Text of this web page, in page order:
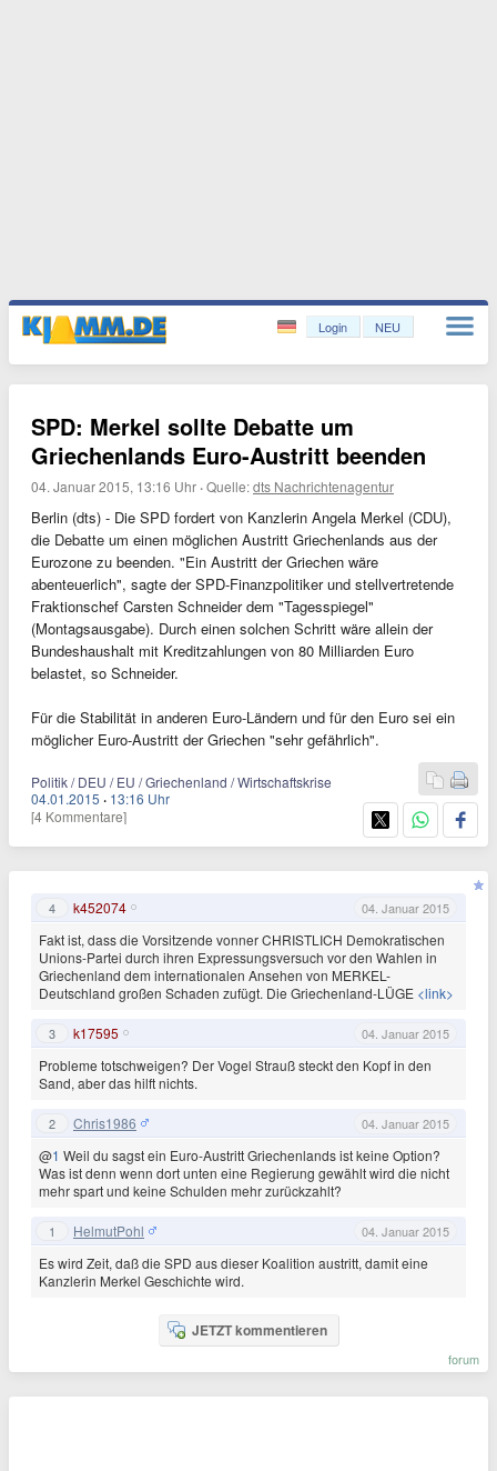
Login NEU
SPD: Merkel sollte Debatte um
Griechenlands Euro-Austritt beenden
04. Januar 2015, 13:16 Uhr ·Quelle:dts Nachrichtenagentur
Berlin (dts) - Die SPD fordert von Kanzlerin Angela Merkel (CDU),
die Debatte um einen möglichen Austritt Griechenlands aus der
Eurozone zu beenden. "Ein Austritt der Griechen wäre
abenteuerlich", sagte der SPD-Finanzpolitiker und stellvertretende
Fraktionschef Carsten Schneider dem "Tagesspiegel"
(Montagsausgabe). Durch einen solchen Schritt wäre allein der
Bundeshaushalt mit Kreditzahlungen von 80 Milliarden Euro
belastet, so Schneider.
Für die Stabilität in anderen Euro-Ländern und für den Euro sei ein
möglicher Euro-Austritt der Griechen "sehr gefährlich".
Politik / DEU / EU / Griechenland / Wirtschaftskrise
04.01.2015 · 13:16 Uhr
[4 Kommentare]
4 k452074 04. Januar 2015
Fakt ist, dass die Vorsitzende vonner CHRISTLICH Demokratischen
Unions-Partei durch ihren Expressungsversuch vor den Wahlen in
Griechenland dem internationalen Ansehen von MERKEL-
Deutschland großen Schaden zufügt. Die Griechenland-LÜGE <link>
3 k17595 04. Januar 2015
Probleme totschweigen? Der Vogel Strauß steckt den Kopf in den
Sand, aber das hilft nichts.
2 Chris1986 04. Januar 2015
@1 Weil du sagst ein Euro-Austritt Griechenlands ist keine Option?
Was ist denn wenn dort unten eine Regierung gewählt wird die nicht
mehr spart und keine Schulden mehr zurückzahlt?
1 HelmutPohl 04. Januar 2015
Es wird Zeit, daß die SPD aus dieser Koalition austritt, damit eine
Kanzlerin Merkel Geschichte wird.
JETZT kommentieren
forum